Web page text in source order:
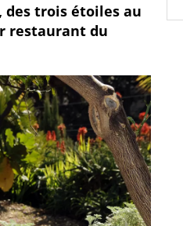
des trois étoiles au
restaurant du